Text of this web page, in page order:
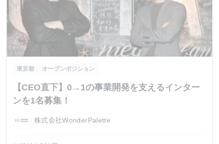
東京都 オープンポジション
【CEO直下】0→1の事業開発を支えるインター
ンを1名募集！
株式会社WonderPalette